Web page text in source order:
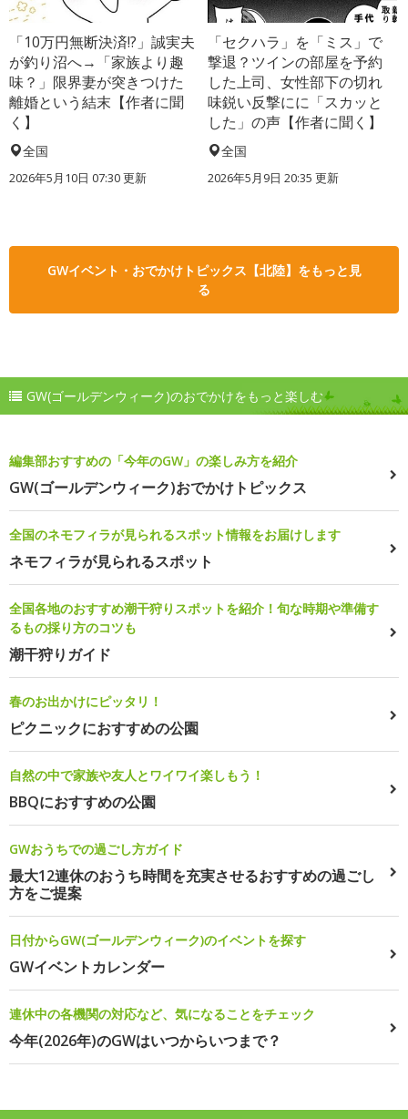
「10万円無断決済!?」誠実夫
が釣り沼へ→「家族より趣
味？」限界妻が突きつけた
離婚という結末【作者に聞
く】
全国
2026年5月10日 07:30 更新
「セクハラ」を「ミス」で
撃退？ツインの部屋を予約
した上司、女性部下の切れ
味鋭い反撃にに「スカッと
した」の声【作者に聞く】
全国
2026年5月9日 20:35 更新
GWイベント・おでかけトピックス【北陸】をもっと見
る
GW(ゴールデンウィーク)のおでかけをもっと楽しむ
編集部おすすめの「今年のGW」の楽しみ方を紹介
GW(ゴールデンウィーク)おでかけトピックス
全国のネモフィラが見られるスポット情報をお届けします
ネモフィラが見られるスポット
全国各地のおすすめ潮干狩りスポットを紹介！旬な時期や準備す
るもの採り方のコツも
潮干狩りガイド
春のお出かけにピッタリ！
ピクニックにおすすめの公園
自然の中で家族や友人とワイワイ楽しもう！
BBQにおすすめの公園
GWおうちでの過ごし方ガイド
最大12連休のおうち時間を充実させるおすすめの過ごし
方をご提案
日付からGW(ゴールデンウィーク)のイベントを探す
GWイベントカレンダー
連休中の各機関の対応など、気になることをチェック
今年(2026年)のGWはいつからいつまで？